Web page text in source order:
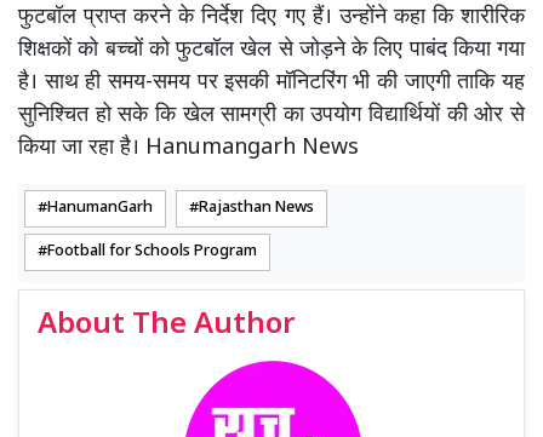
फुटबॉल प्राप्त करने के निर्देश दिए गए हैं। उन्होंने कहा कि शारीरिक
शिक्षकों को बच्चों को फुटबॉल खेल से जोड़ने के लिए पाबंद किया गया
है। साथ ही समय-समय पर इसकी मॉनिटरिंग भी की जाएगी ताकि यह
सुनिश्चित हो सके कि खेल सामग्री का उपयोग विद्यार्थियों की ओर से
किया जा रहा है। Hanumangarh News
HanumanGarh Rajasthan News
Football for Schools Program
About The Author